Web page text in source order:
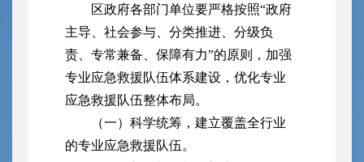
区政府各部门单位要严格按照“政府
主导、社会参与、分类推进、分级负
责、专常兼备、保障有力”的原则，加强
专业应急救援队伍体系建设，优化专业
应急救援队伍整体布局。
（一）科学统筹，建立覆盖全行业
的专业应急救援队伍。